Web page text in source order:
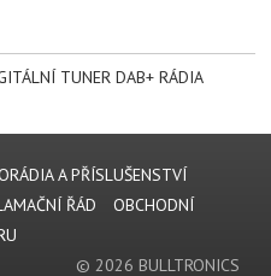
TUNER DAB+ RÁDIA
A PŘÍSLUŠENSTVÍ
ŘÁD
OBCHODNÍ
© 2026 BULLTRONICS